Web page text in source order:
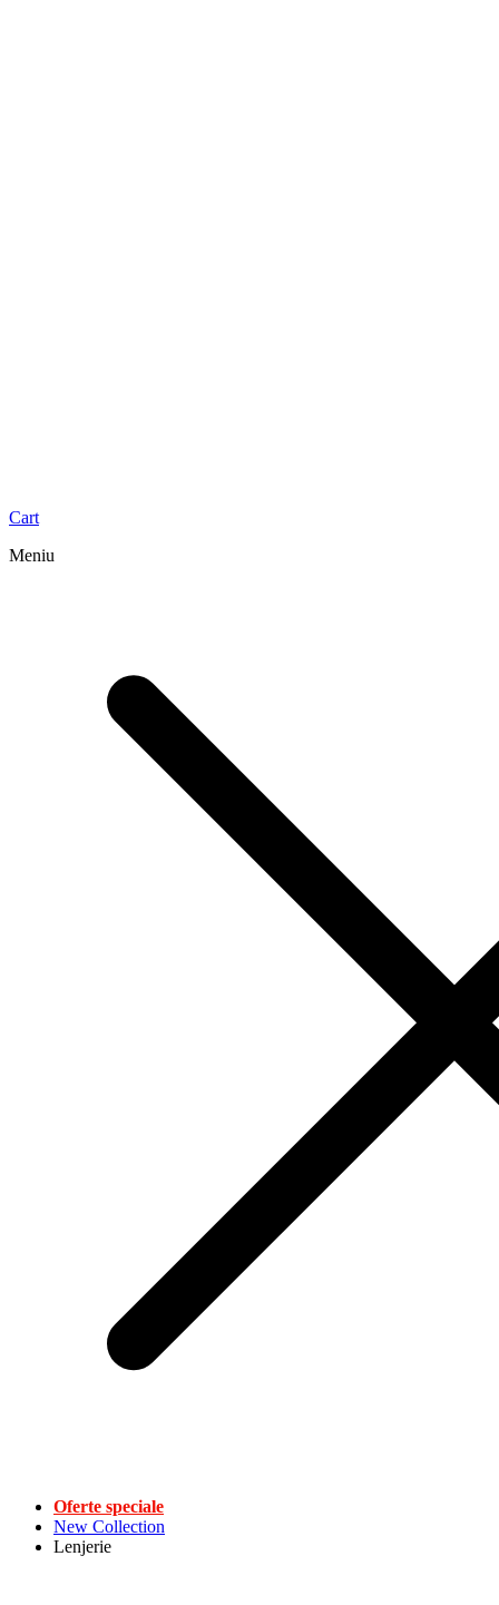
Cart
Meniu
Oferte speciale
New Collection
Lenjerie